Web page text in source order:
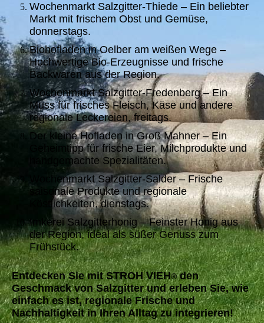
Wochenmarkt Salzgitter-Thiede – Ein beliebter
Markt mit frischem Obst und Gemüse,
donnerstags.
Biohofladen in Oelber am weißen Wege –
Hochwertige Bio-Erzeugnisse und frische
Backwaren aus der Region.
Wochenmarkt Salzgitter-Fredenberg – Ein
Muss für frisches Fleisch, Käse und andere
regionale Leckereien, freitags.
Der kleine Hofladen in Groß Mahner – Ein
Geheimtipp für frische Eier, Milchprodukte und
handgemachte Spezialitäten.
Wochenmarkt Salzgitter-Salder – Frische
saisonale Produkte und regionale
Köstlichkeiten, dienstags.
Imkerei Salzgitterhonig – Feinster Honig aus
der Region, ideal als süßer Genuss zum
Frühstück.
Entdecken Sie mit STROH VIEH®den
Geschmack von Salzgitter und erleben Sie, wie
einfach es ist, regionale Frische und
Nachhaltigkeit in Ihren Alltag zu integrieren!